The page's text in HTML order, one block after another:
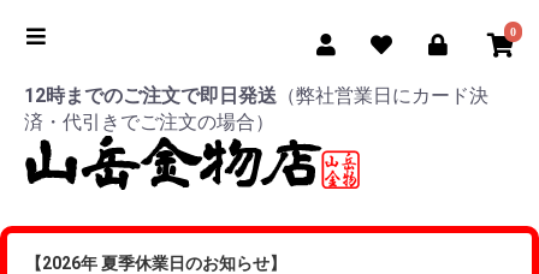
0
12時までのご注文で即日発送 （弊社営業日にカード決
済・代引きでご注文の場合）
【2026年 夏季休業日のお知らせ】